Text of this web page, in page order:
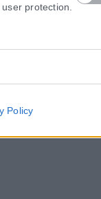
protection.
Policy